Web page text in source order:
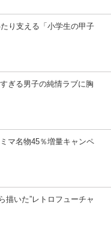
り支える「小学生の甲子
ぎる男子の純情ラブに胸
マ名物45％増量キャンペ
いた”レトロフューチャ